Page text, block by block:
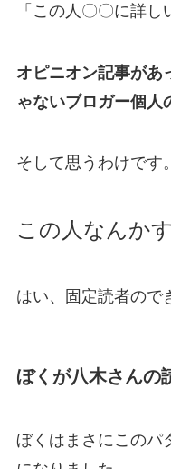
「この人〇〇に詳し
オピニオン記事があ
ゃないブロガー個人
そして思うわけです。
この人なんか
はい、固定読者ので
ぼくが八木さんの
ぼくはまさにこのパ